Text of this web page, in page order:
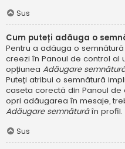
Sus
Cum puteți adăuga o
Pentru a adăuga o
creezi în Panoul de control al
opțiunea Adăugare
Puteți atribui o semnătură
caseta corectă din Panoul de
opri adăugarea în mesaje,
Adăugare semnăturăîn profil.
Sus